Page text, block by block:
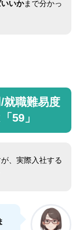
いかまで分かっ
就職難易度
59」
、実際入社する